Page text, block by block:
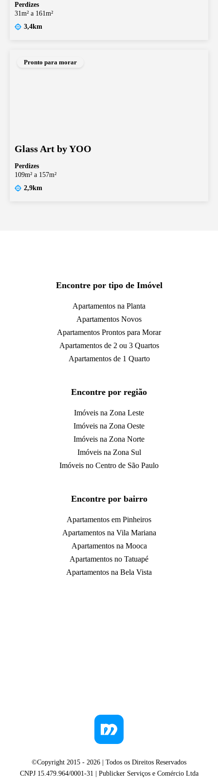
Perdizes
31m² a 161m²
3,4km
Pronto para morar
Glass Art by YOO
Perdizes
109m² a 157m²
2,9km
Encontre por tipo de Imóvel
Apartamentos na Planta
Apartamentos Novos
Apartamentos Prontos para Morar
Apartamentos de 2 ou 3 Quartos
Apartamentos de 1 Quarto
Encontre por região
Imóveis na Zona Leste
Imóveis na Zona Oeste
Imóveis na Zona Norte
Imóveis na Zona Sul
Imóveis no Centro de São Paulo
Encontre por bairro
Apartamentos em Pinheiros
Apartamentos na Vila Mariana
Apartamentos na Mooca
Apartamentos no Tatuapé
Apartamentos na Bela Vista
©Copyright 2015 - 2026 | Todos os Direitos Reservados
CNPJ 15.479.964/0001-31 | Publicker Serviços e Comércio Ltda